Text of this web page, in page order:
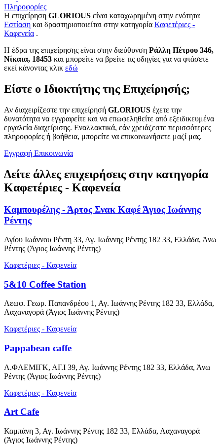
Πληροφορίες
Η επιχείρηση GLORIOUS είναι καταχωρημένη στην ενότητα
Εστίαση και δραστηριοποιείται στην κατηγορία Καφετέριες -
Καφενεία .
H έδρα της επιχείρησης είναι στην διεύθυνση Ράλλη Πέτρου 346,
Νίκαια, 18453 και μπορείτε να βρείτε τις οδηγίες για να φτάσετε
εκεί κάνοντας κλικ εδώ
Είστε ο Ιδιοκτήτης της Επιχείρησής;
Αν διαχειρίζεστε την επιχείρησή GLORIOUS έχετε την
δυνατότητα να εγγραφείτε και να επωφεληθείτε από εξειδικευμένα
εργαλεία διαχείρισης. Εναλλακτικά, εάν χρειάζεστε περισσότερες
πληροφορίες ή βοήθεια, μπορείτε να επικοινωνήσετε μαζί μας.
Εγγραφή Επικοινωνία
Δείτε άλλες επιχειρήσεις στην κατηγορία
Καφετέριες - Καφενεία
Καμπουρέλης - Άρτος Σνακ Καφέ Άγιος Ιωάννης
Ρέντης
Αγίου Ιωάννου Ρέντη 33, Αγ. Ιωάννης Ρέντης 182 33, Ελλάδα, Άνω
Ρέντης (Άγιος Ιωάννης Ρέντης)
Καφετέριες - Καφενεία
5&10 Coffee Station
Λεωφ. Γεωρ. Παπανδρέου 1, Αγ. Ιωάννης Ρέντης 182 33, Ελλάδα,
Λαχαναγορά (Άγιος Ιωάννης Ρέντης)
Καφετέριες - Καφενεία
Pappabean caffe
Λ.ΦΛΕΜΙΓΚ, ΑΓ.Ι 39, Αγ. Ιωάννης Ρέντης 182 33, Ελλάδα, Άνω
Ρέντης (Άγιος Ιωάννης Ρέντης)
Καφετέριες - Καφενεία
Art Cafe
Καμπάνη 3, Αγ. Ιωάννης Ρέντης 182 33, Ελλάδα, Λαχαναγορά
(Άγιος Ιωάννης Ρέντης)